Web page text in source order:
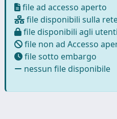
file ad accesso aperto
file disponibili sulla
file disponibili agli
file non ad Accesso
file sotto embargo
nessun file disponibile